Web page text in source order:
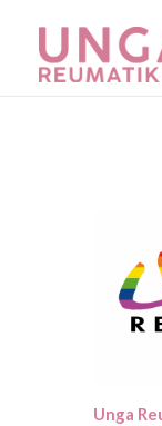
Unga